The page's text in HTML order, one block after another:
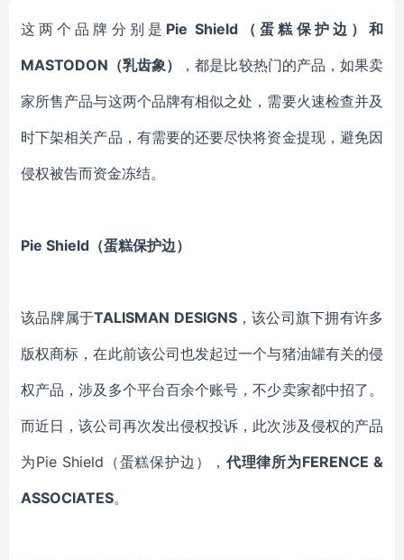
这两个品牌分别是 Pie Shield（蛋糕保护边）和
MASTODON（乳齿象）
，都是比较热门的产品，如果卖
家所售产品与这两个品牌有相似之处，需要火速检查并及
时下架相关产品，有需要的还要尽快将资金提现，避免因
侵权被告而资金冻结。
Pie Shield（蛋糕保护边）
该品牌属于TALISMAN DESIGNS，该公司旗下拥有许多
版权商标，在此前该公司也发起过一个与猪油罐有关的侵
权产品，涉及多个平台百余个账号，不少卖家都中招了。
而近日，该公司再次发出侵权投诉，此次涉及侵权的产品
为Pie Shield（蛋糕保护边） ， 代理律所为FERENCE &
ASSOCIATES。